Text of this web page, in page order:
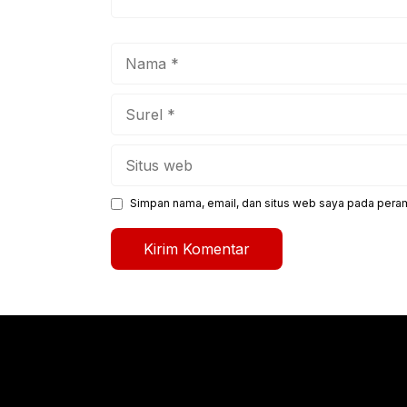
Simpan nama, email, dan situs web saya pada